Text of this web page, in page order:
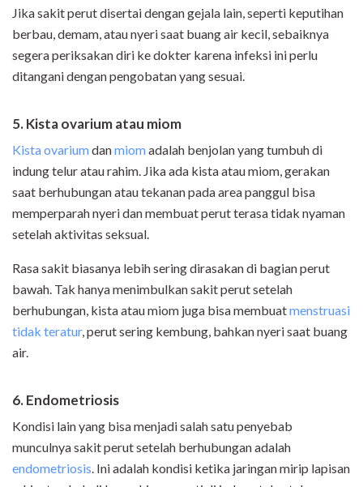
Jika sakit perut disertai dengan gejala lain, seperti keputihan
berbau, demam, atau nyeri saat buang air kecil, sebaiknya
segera periksakan diri ke dokter karena infeksi ini perlu
ditangani dengan pengobatan yang sesuai.
5. Kista ovarium atau miom
Kista ovariumdanmiomadalah benjolan yang tumbuh di
indung telur atau rahim. Jika ada kista atau miom, gerakan
saat berhubungan atau tekanan pada area panggul bisa
memperparah nyeri dan membuat perut terasa tidak nyaman
setelah aktivitas seksual.
Rasa sakit biasanya lebih sering dirasakan di bagian perut
bawah. Tak hanya menimbulkan sakit perut setelah
berhubungan, kista atau miom juga bisa membuatmenstruasi
tidak teratur, perut sering kembung, bahkan nyeri saat buang
air.
6. Endometriosis
Kondisi lain yang bisa menjadi salah satu penyebab
munculnya sakit perut setelah berhubungan adalah
endometriosis. Ini adalah kondisi ketika jaringan mirip lapisan